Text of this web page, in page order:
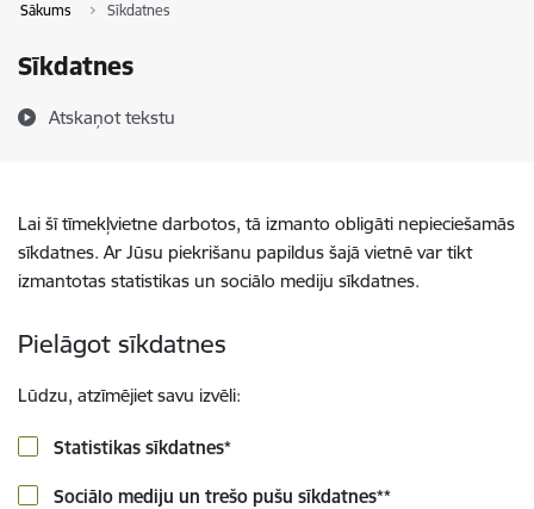
Sākums Sīkdatnes
Sīkdatnes
Atskaņot tekstu
Lai šī tīmekļvietne darbotos, tā izmanto obligāti nepieciešamās
sīkdatnes. Ar Jūsu piekrišanu papildus šajā vietnē var tikt
izmantotas statistikas un sociālo mediju sīkdatnes.
Pielāgot sīkdatnes
Lūdzu, atzīmējiet savu izvēli:
Statistikas sīkdatnes*
Sociālo mediju un trešo pušu sīkdatnes**